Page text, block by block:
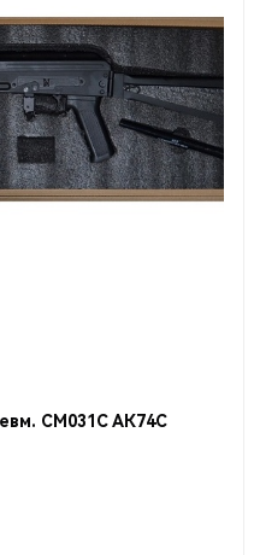
СМ031С АК74С